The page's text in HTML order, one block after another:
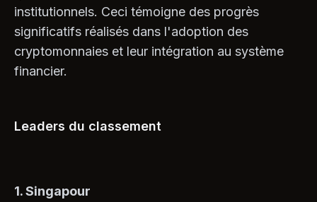
institutionnels. Ceci témoigne des progrès
significatifs réalisés dans l'adoption des
cryptomonnaies et leur intégration au système
financier.
Leaders du classement
1. Singapour